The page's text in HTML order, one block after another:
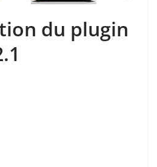
du plugin